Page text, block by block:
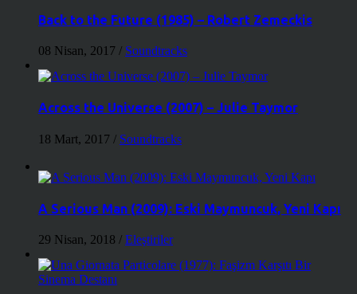
Back to the Future (1985) – Robert Zemeckis
08 Nisan, 2017 / Soundtracks
Across the Universe (2007) – Julie Taymor
18 Mart, 2017 / Soundtracks
A Serious Man (2009): Eski Maymuncuk, Yeni Kapı
29 Nisan, 2018 / Eleştiriler